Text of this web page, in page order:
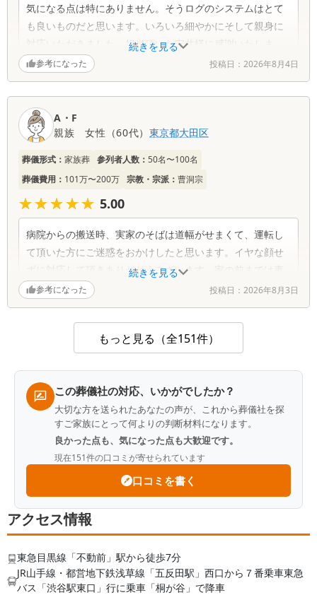
続きを見る
気になる点は特にありません。そうログのシステムはとて
も良いものだと思います。いろいろ細やかにそして親身に
対応いただきました。担当頂いた安井様に感謝いたしま
す。この度は大変お世話になり、ありがとうございまし
た。
葬儀社からの返信コメント
が出来たようで安心しております。 私への労いの
お言葉もいただき恐縮です。 また弊社、そうログ
程の連絡や供花の注文、葬儀で撮影した写真を参列
できなかった方にもお見せいただけたでしょうか。
何かお気づきの事があれば、ご意見をお聞かせてく
ださい。 家族葬でしたので各方面へのご連絡など
何かと落ち着かないとは思いますがお疲れが出ませ
んようにご自愛ください。
参考になった 投稿日： 2026年8月4日
続きを見る
A・F
親族
女性 （60代）東京都大田区
葬儀形式： 家族葬 参列者人数： 50名〜100名
葬儀費用： 101万〜200万 宗教・宗派： 曹洞宗
★★★★★
★★★★★ 5.00
病院からの搬送時、実家のそばは道幅がせまくて、運転し
て頂いた方にご迷惑をおかけしたと思います。イヤな顔せ
ずに対応して頂きありがとうございます。家の前までは車
が入れませんので、母も近くまで来れて良かったと思いま
す。いろいろお気遣い頂きありがとうございました。
葬儀社からの返信コメント
その節は大変お世話になりました。ご葬儀につきま
しても無事に執り行えたことに心より感謝申し上げ
ます。 病院での看取り後はお疲れだったかと存じ
ます。その中でご家族のご意向に沿えて安心いたし
ました。 故人様にとって家族は何よりも大切なも
のだったのだろうと感じました。それは葬儀当日、
大勢のご家族ご親戚がいらして、皆様仲が良く賑や
かに、そして暖かくお見送りされていたのが印象的
だったためです。今後も少しでもご家族のお役に立
てるよう精進して参る所存でございます。恐縮では
ございますがアンケートのお答えいただき誠にあり
がとうございました。どうか健やかにお過ごしくだ
さいますよう心よりお祈り申し上げます。
参考になった 投稿日： 2026年8月3日
もっと見る（全151件）
この葬儀社の対応、いかがでしたか？
大切な方を送られたあなたの声が、これから葬儀社を探
すご家族にとって何よりの判断材料になります。
良かった点も、気になった点も大歓迎です。
現在151件の口コミが寄せられています
口コミを書く
アクセス情報
東急目黒線「不動前」駅から徒歩7分
JR山手線・都営地下鉄浅草線「五反田駅」西口から７番乗車東急
バス「渋谷駅東口」行に乗車「桐が谷」で降車